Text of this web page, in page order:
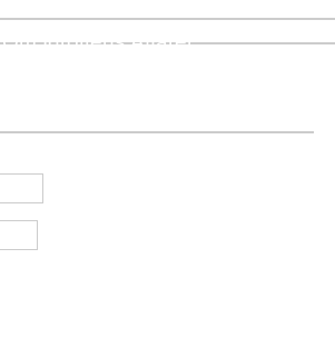
Om Idrottens Affärer